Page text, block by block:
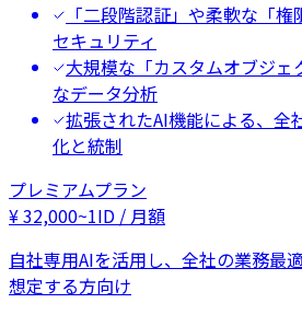
「二段階認証」や柔軟な「
セキュリティ
大規模な「カスタムオブジェ
なデータ分析
拡張されたAI機能による、全
化と統制
プレミアムプラン
¥32,000~1ID / 月額
自社専用AIを活用し、全社の業務最
想定する方向け